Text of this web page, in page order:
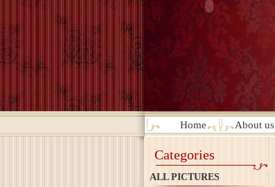
Home About us
Categories
ALL PICTURES